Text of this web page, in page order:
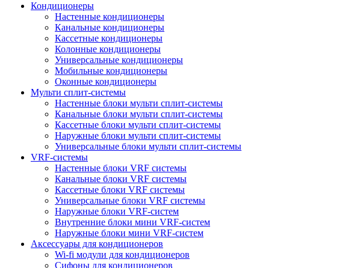
Кондиционеры
Настенные кондиционеры
Канальные кондиционеры
Кассетные кондиционеры
Колонные кондиционеры
Универсальные кондиционеры
Мобильные кондиционеры
Оконные кондиционеры
Мульти сплит-системы
Настенные блоки мульти сплит-системы
Канальные блоки мульти сплит-системы
Кассетные блоки мульти сплит-системы
Наружные блоки мульти сплит-системы
Универсальные блоки мульти сплит-системы
VRF-системы
Настенные блоки VRF системы
Канальные блоки VRF системы
Кассетные блоки VRF системы
Универсальные блоки VRF системы
Наружные блоки VRF-систем
Внутренние блоки мини VRF-систем
Наружные блоки мини VRF-систем
Аксессуары для кондиционеров
Wi-fi модули для кондиционеров
Сифоны для кондиционеров